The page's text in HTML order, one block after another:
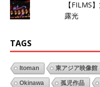
【FILMS
露光
TAGS
Itoman 東アジア映像館
Okinawa 孤児作品